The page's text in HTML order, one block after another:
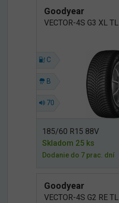
Goodyear
VECTOR-4S G3 XL TL
C
B
70
185/60 R15 88V
Skladom 25 ks
Dodanie do 7 prac. dní
Goodyear
VECTOR-4S G2 RE TL